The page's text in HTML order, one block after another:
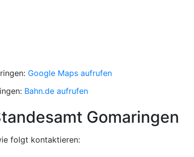
Google Maps aufrufen
Bahn.de aufrufen
Gomaringen
folgt kontaktieren: